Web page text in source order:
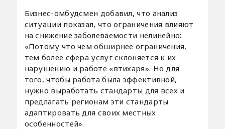
Бизнес-омбудсмен добавил, что анализ
ситуации показал, что ограничения влияют
на снижение заболеваемости нелинейно:
«Потому что чем обширнее ограничения,
тем более сфера услуг склоняется к их
нарушению и работе «втихаря». Но для
того, чтобы работа была эффективной,
нужно выработать стандарты для всех и
предлагать регионам эти стандарты
адаптировать для своих местных
особенностей».